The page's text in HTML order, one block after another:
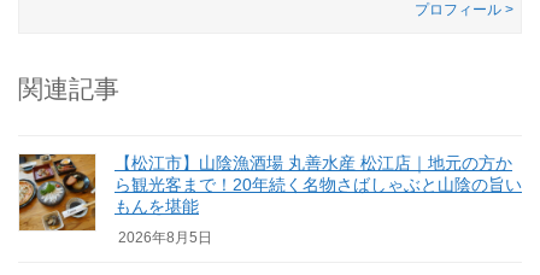
プロフィール >
関連記事
【松江市】山陰漁酒場 丸善水産 松江店｜地元の方か
ら観光客まで！20年続く名物さばしゃぶと山陰の旨い
もんを堪能
2026年8月5日